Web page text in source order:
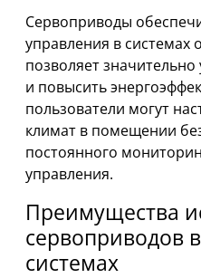
Сервоприводы
управления в системах
позволяет
и повысить
пользователи могут
климат в помещении
постоянного
управления.
Преимущества
сервоприводов
системах